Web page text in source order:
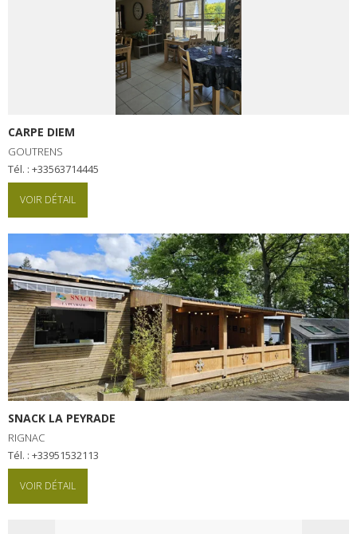
CARPE DIEM
GOUTRENS
Tél. : +33563714445
VOIR DÉTAIL
SNACK LA PEYRADE
RIGNAC
Tél. : +33951532113
VOIR DÉTAIL